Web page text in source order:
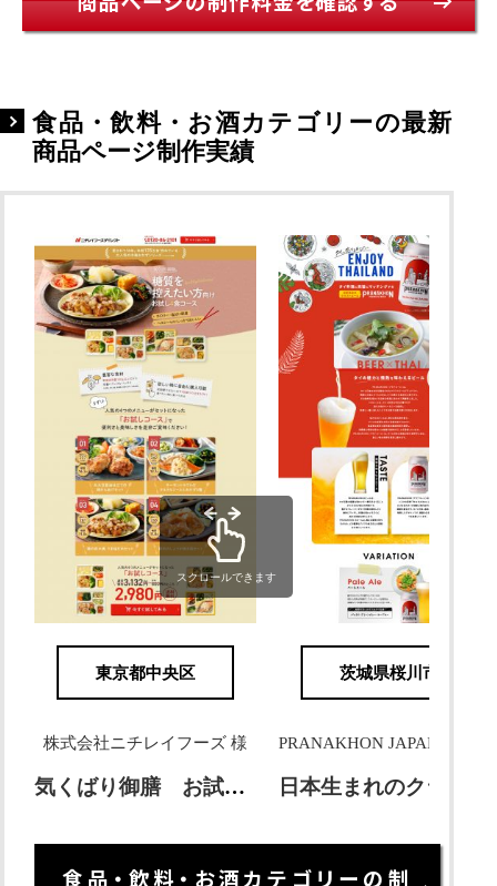
食品・飲料・お酒カテゴリーの最新
商品ページ制作実績
東京都中央区
株式会社ニチレイフーズ 様
気くばり御膳 お試し4食コース
茨城県桜川市
スクロールできます
食品・飲料・お酒カテゴリーの制